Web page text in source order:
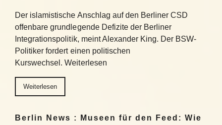
Der islamistische Anschlag auf den Berliner CSD
offenbare grundlegende Defizite der Berliner
Integrationspolitik, meint Alexander King. Der BSW-
Politiker fordert einen politischen
Kurswechsel. Weiterlesen
Weiterlesen
Berlin News : Museen für den Feed: Wie